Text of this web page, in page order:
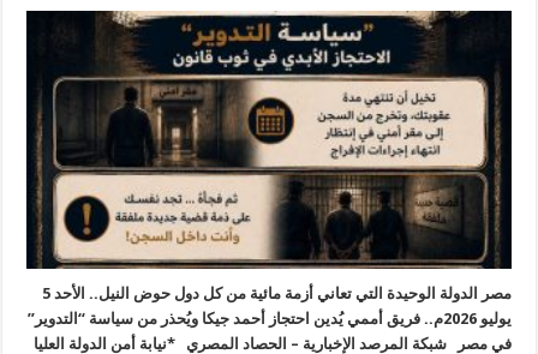
مصر الدولة الوحيدة التي تعاني أزمة مائية من كل دول حوض النيل.. الأحد 5
يوليو 2026م.. فريق أممي يُدين احتجاز أحمد جيكا ويُحذر من سياسة “التدوير”
في مصر شبكة المرصد الإخبارية – الحصاد المصري *نيابة أمن الدولة العليا